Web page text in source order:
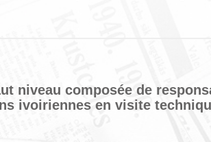
niveau composée de
ivoiriennes en visite